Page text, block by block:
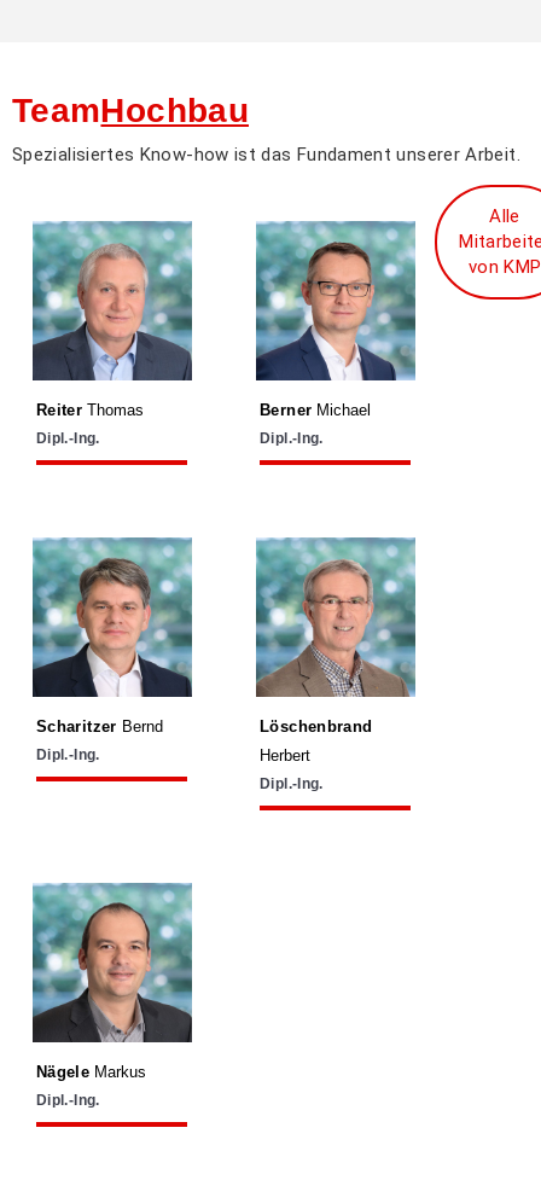
TeamHochbau
Spezialisiertes Know-how ist das Fundament unserer Arbeit.
reiter@kmp.co.at
0732 730 555 - 50
06644146444
Reiter Thomas
Dipl.-Ing.
berner@kmp.co.at
0732 730 555 - 60
06645239406
Berner Michael
Dipl.-Ing.
scharitzer@kmp.co.at
0732 730 555 - 53
06649641177
Scharitzer Bernd
Dipl.-Ing.
loeschenbrand@kmp.co.at
0732 730 555 - 37
06645112095
Löschenbrand
Herbert
Dipl.-Ing.
naegele@kmp.co.at
0732 730 555 - 36
06645238975
Nägele Markus
Dipl.-Ing.
Alle
von KMP